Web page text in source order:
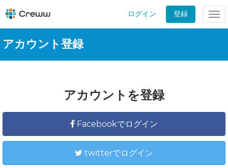
ログイン 登録
アカウント登録
アカウントを登録
Facebookでログイン
twitterでログイン